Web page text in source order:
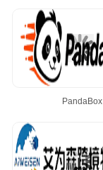
PandaBox